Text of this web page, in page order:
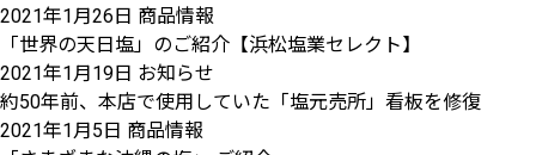
2021年1月26日 商品情報
「世界の天日塩」のご紹介【浜松塩業セレクト】
2021年1月19日 お知らせ
約50年前、本店で使用していた「塩元売所」看板を修復
2021年1月5日 商品情報